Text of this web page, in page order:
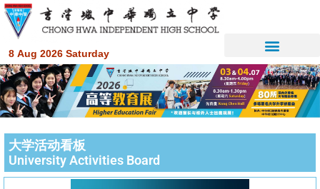
8 Aug 2026 Saturday
大学活动看板
University Activities Board